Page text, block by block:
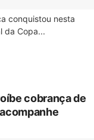
conquistou nesta
da Copa...
cobrança de